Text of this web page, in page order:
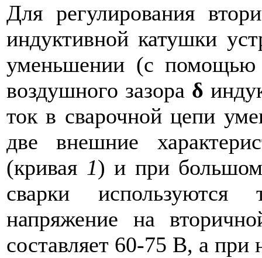
Для регулирования
индуктивной катушки
уменьшении (с помощью
воздушного зазора δ
ток в сварочной цепи
две внешние
(кривая 1) и при
сварки используются
напряжение на
составляет 60-75 В, а при